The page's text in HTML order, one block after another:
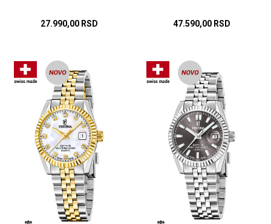
27.990,00 RSD
DODAJ U KORPU
47.590,00 RSD
DODAJ U KORPU